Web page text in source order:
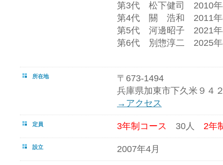
第3代 松下健司 2010年
第4代 關 浩和 2011年4
第5代 河邊昭子 2021年
第6代 別惣淳二
所在地
〒673-1494
兵庫県加東市下久米９４
→アクセス
定員 3年制コース 30人 2年
設立 2007年4月